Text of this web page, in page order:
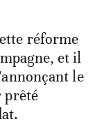
réforme
et il
le
prêté